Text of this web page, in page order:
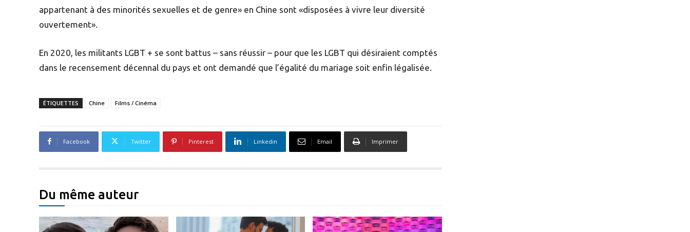
appartenant à des minorités sexuelles et de genre» en Chine sont «disposées à vivre leur diversité
ouvertement».
En 2020, les militants LGBT + se sont battus – sans réussir – pour que les LGBT qui désiraient comptés
dans le recensement décennal du pays et ont demandé que l’égalité du mariage soit enfin légalisée.
ÉTIQUETTES Chine Films / Cinéma
Facebook Twitter Pinterest Linkedin Email Imprimer
Du même auteur